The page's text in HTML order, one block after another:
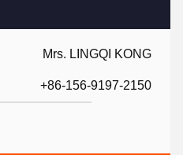
Mrs. LINGQI KONG
+86-156-9197-2150